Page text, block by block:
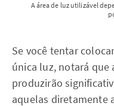
A área de luz utilizável
Se você tentar
única luz, notará que
produzirão
aquelas diretamente